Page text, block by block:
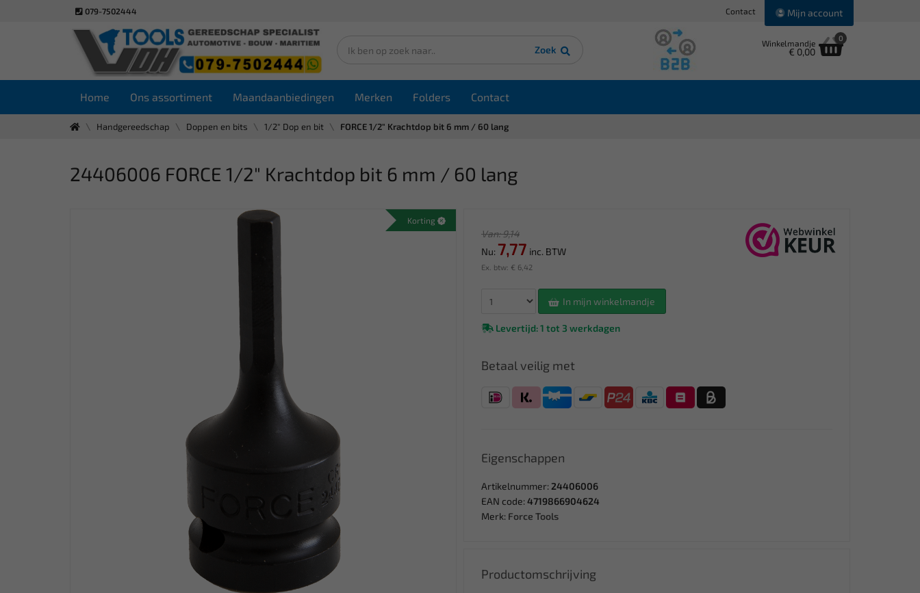
079-7502444 Contact Mijn account
Zoek
Winkelmandje
€ 0,00
0
Home Ons assortiment Maandaanbiedingen Merken Folders Contact
Handgereedschap Doppen en bits 1/2" Dop en bit FORCE 1/2" Krachtdop bit 6 mm / 60 lang
24406006 FORCE 1/2" Krachtdop bit 6 mm / 60 lang
Korting
Van: 9,14
Nu: 7,77 inc. BTW
Ex. btw: € 6,42
In mijn winkelmandje
Levertijd: 1 tot 3 werkdagen
Betaal veilig met
Eigenschappen
Artikelnummer: 24406006
EAN code: 4719866904624
Merk: Force Tools
Productomschrijving